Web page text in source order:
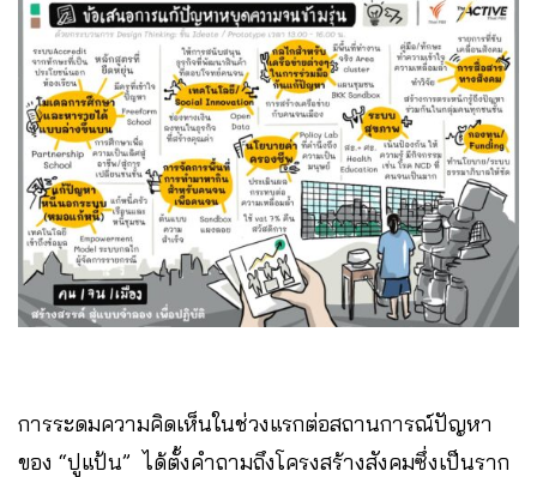
การระดมความคิดเห็นในช่วงแรกต่อสถานการณ์ปัญหา
ของ “ปูแป้น” ได้ตั้งคำถามถึงโครงสร้างสังคมซึ่งเป็นราก